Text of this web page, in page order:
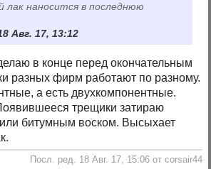
лак наносится в последнюю
Авг. 17, 13:12
в конце перед окончательным
разных фирм работают по разному.
а есть двухкомпонентные.
трещики затираю
битумным воском. Высыхает
Посл. ред. 18 Авг. 17, 15:06 от corsair44